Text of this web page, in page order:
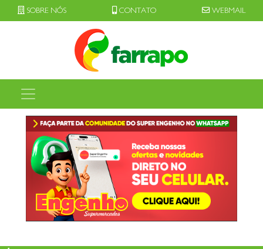
SOBRE NÓS CONTATO WEBMAIL